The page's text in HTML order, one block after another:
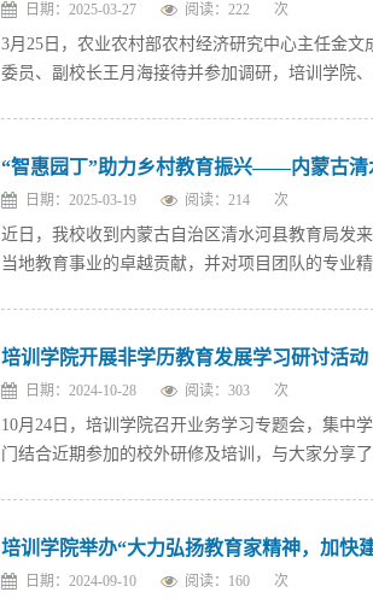
日期：2025-03-27 阅读： 222 次
3月25日，农业农村部农村经济研究中心主任金
委员、副校长王月海接待并参加调研，培训学院
“智惠园丁”助力乡村教育振兴——内蒙古清
日期：2025-03-19 阅读： 214 次
近日，我校收到内蒙古自治区清水河县教育局发
当地教育事业的卓越贡献，并对项目团队的专业
培训学院开展非学历教育发展学习研讨活动
日期：2024-10-28 阅读： 303 次
10月24日，培训学院召开业务学习专题会，集中
门结合近期参加的校外研修及培训，与大家分享
培训学院举办“大力弘扬教育家精神，加快
日期：2024-09-10 阅读： 160 次